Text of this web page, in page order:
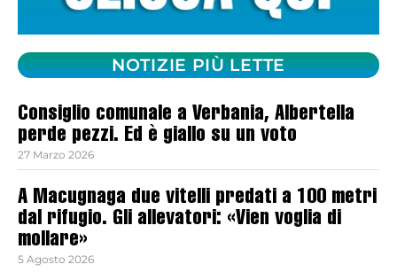
NOTIZIE PIÙ LETTE
Consiglio comunale a Verbania, Albertella
perde pezzi. Ed è giallo su un voto
27 Marzo 2026
A Macugnaga due vitelli predati a 100 metri
dal rifugio. Gli allevatori: «Vien voglia di
mollare»
5 Agosto 2026